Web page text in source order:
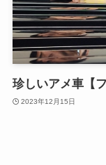
珍しいアメ車【
2023年12月15日